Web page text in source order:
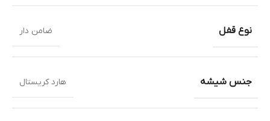
نوع قفل ضامن دار
جنس شیشه هارد کریستال